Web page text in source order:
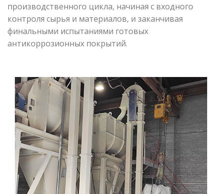
производственного цикла, начиная с входного
контроля сырья и материалов, и заканчивая
финальными испытаниями готовых
антикоррозионных покрытий.